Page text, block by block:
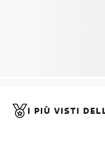
I PIÙ VISTI